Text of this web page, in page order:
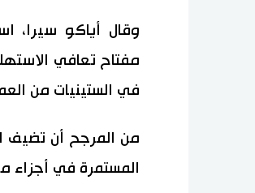
وقال أياكو سيرا،
مفتاح تعافي
في الستينيات من
من المرجح أن تضيف
المستمرة في أجزاء